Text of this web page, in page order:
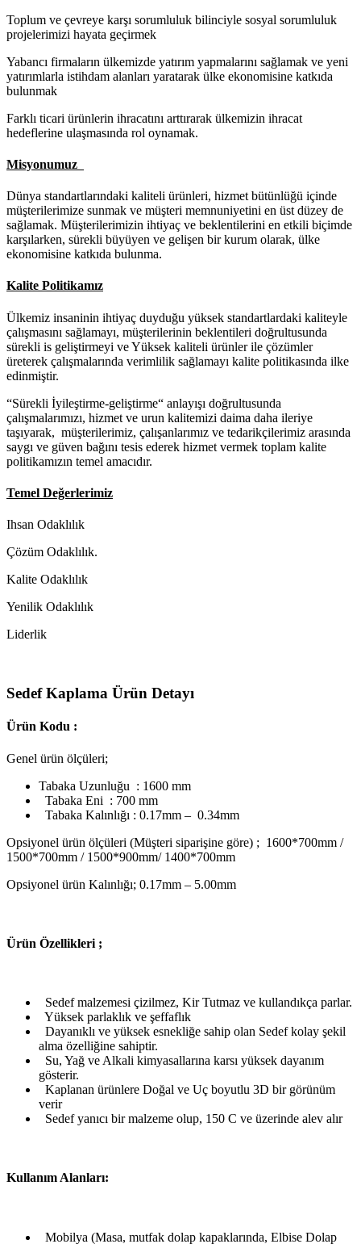
Toplum ve çevreye karşı sorumluluk bilinciyle sosyal sorumluluk
projelerimizi hayata geçirmek
Yabancı firmaların ülkemizde yatırım yapmalarını sağlamak ve yeni
yatırımlarla istihdam alanları yaratarak ülke ekonomisine katkıda
bulunmak
Farklı ticari ürünlerin ihracatını arttırarak ülkemizin ihracat
hedeflerine ulaşmasında rol oynamak.
Misyonumuz
Dünya standartlarındaki kaliteli ürünleri, hizmet bütünlüğü içinde
müşterilerimize sunmak ve müşteri memnuniyetini en üst düzey de
sağlamak. Müşterilerimizin ihtiyaç ve beklentilerini en etkili biçimde
karşılarken, sürekli büyüyen ve gelişen bir kurum olarak, ülke
ekonomisine katkıda bulunma.
Kalite Politikamız
Ülkemiz insaninin ihtiyaç duyduğu yüksek standartlardaki kaliteyle
çalışmasını sağlamayı, müşterilerinin beklentileri doğrultusunda
sürekli is geliştirmeyi ve Yüksek kaliteli ürünler ile çözümler
üreterek çalışmalarında verimlilik sağlamayı kalite politikasında ilke
edinmiştir.
“Sürekli İyileştirme-geliştirme“ anlayışı doğrultusunda
çalışmalarımızı, hizmet ve urun kalitemizi daima daha ileriye
taşıyarak, müşterilerimiz, çalışanlarımız ve tedarikçilerimiz arasında
saygı ve güven bağını tesis ederek hizmet vermek toplam kalite
politikamızın temel amacıdır.
Temel Değerlerimiz
Ihsan Odaklılık
Çözüm Odaklılık.
Kalite Odaklılık
Yenilik Odaklılık
Liderlik
Sedef Kaplama Ürün Detayı
Ürün Kodu :
Genel ürün ölçüleri;
Tabaka Uzunluğu : 1600 mm
Tabaka Eni : 700 mm
Tabaka Kalınlığı : 0.17mm – 0.34mm
Opsiyonel ürün ölçüleri (Müşteri siparişine göre) ; 1600*700mm /
1500*700mm / 1500*900mm/ 1400*700mm
Opsiyonel ürün Kalınlığı; 0.17mm – 5.00mm
Ürün Özellikleri ;
Sedef malzemesi çizilmez, Kir Tutmaz ve kullandıkça parlar.
Yüksek parlaklık ve şeffaflık
Dayanıklı ve yüksek esnekliğe sahip olan Sedef kolay şekil
alma özelliğine sahiptir.
Su, Yağ ve Alkali kimyasallarına karsı yüksek dayanım
gösterir.
Kaplanan ürünlere Doğal ve Uç boyutlu 3D bir görünüm
verir
Sedef yanıcı bir malzeme olup, 150 C ve üzerinde alev alır
Kullanım Alanları:
Mobilya (Masa, mutfak dolap kapaklarında, Elbise Dolap